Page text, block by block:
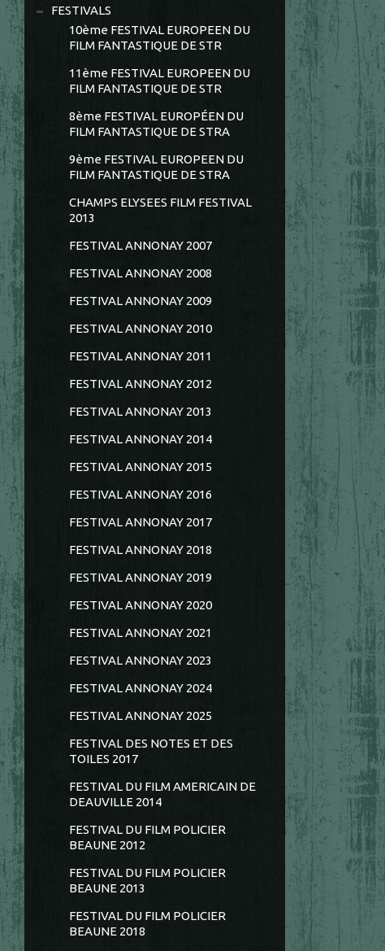
FESTIVALS
10ème FESTIVAL EUROPEEN DU
FILM FANTASTIQUE DE STR
11ème FESTIVAL EUROPEEN DU
FILM FANTASTIQUE DE STR
8ème FESTIVAL EUROPÉEN DU
FILM FANTASTIQUE DE STRA
9ème FESTIVAL EUROPEEN DU
FILM FANTASTIQUE DE STRA
CHAMPS ELYSEES FILM FESTIVAL
2013
FESTIVAL ANNONAY 2007
FESTIVAL ANNONAY 2008
FESTIVAL ANNONAY 2009
FESTIVAL ANNONAY 2010
FESTIVAL ANNONAY 2011
FESTIVAL ANNONAY 2012
FESTIVAL ANNONAY 2013
FESTIVAL ANNONAY 2014
FESTIVAL ANNONAY 2015
FESTIVAL ANNONAY 2016
FESTIVAL ANNONAY 2017
FESTIVAL ANNONAY 2018
FESTIVAL ANNONAY 2019
FESTIVAL ANNONAY 2020
FESTIVAL ANNONAY 2021
FESTIVAL ANNONAY 2023
FESTIVAL ANNONAY 2024
FESTIVAL ANNONAY 2025
FESTIVAL DES NOTES ET DES
TOILES 2017
FESTIVAL DU FILM AMERICAIN DE
DEAUVILLE 2014
FESTIVAL DU FILM POLICIER
BEAUNE 2012
FESTIVAL DU FILM POLICIER
BEAUNE 2013
FESTIVAL DU FILM POLICIER
BEAUNE 2018